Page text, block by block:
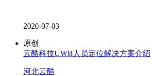
2020-07-03
原创
云酷科技UWB人员定位解决方案介绍
河北云酷